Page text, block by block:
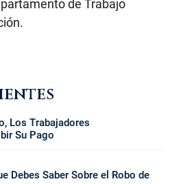
de Trabajo
Los Trabajadores
Su Pago
Debes Saber Sobre el Robo de